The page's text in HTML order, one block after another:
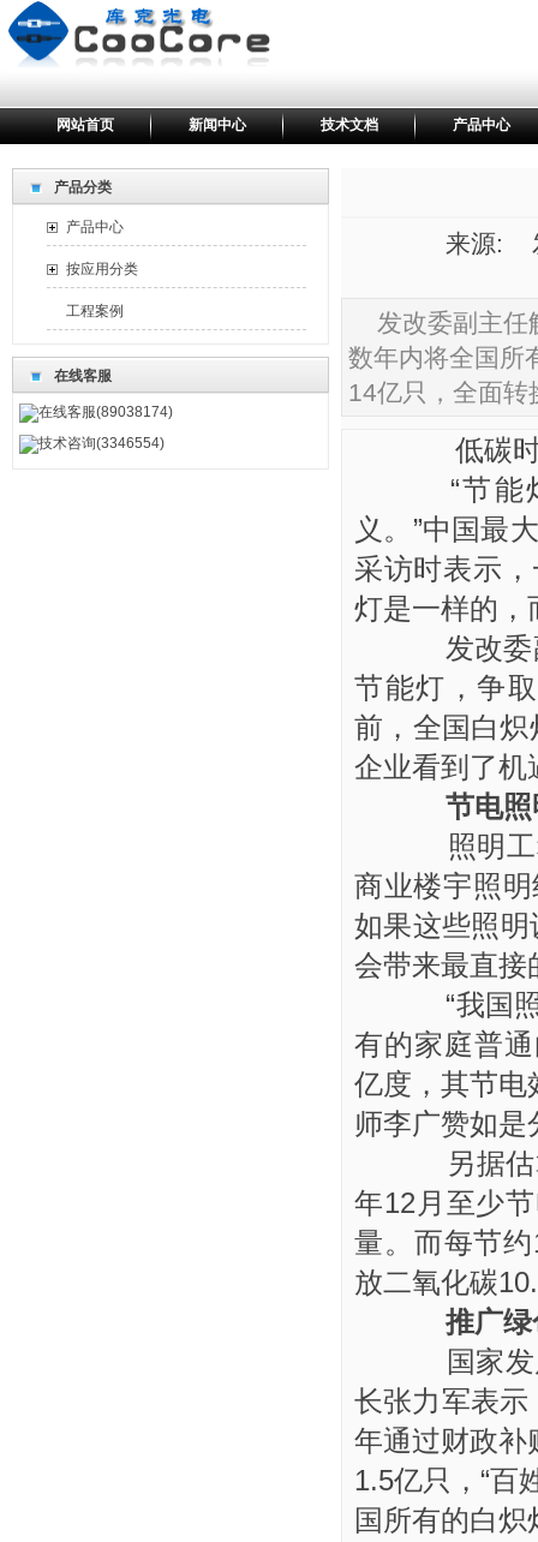
网站首页 新闻中心 技术文档 产品中心
产品分类
产品中心
按应用分类
工程案例
在线客服
在线客服(89038174)
技术咨询(3346554)
来源:
发改委副主任
数年内将全国所
14亿只，全面转
低碳时代
“节能灯
义。”中国最
采访时表示
灯是一样的，
发改委副
节能灯，争
前，全国白
企业看到了机
节电
照明工程
商业楼宇照
如果这些照
会带来最直接
“我国照
有的家庭普
亿度，其节电
师李广赞如是
另据估算
年12月至少
量。而每节
放二氧化碳
推广
国家发展
长张力军表示
年通过财政补
1.5亿只，“百
国所有的白炽